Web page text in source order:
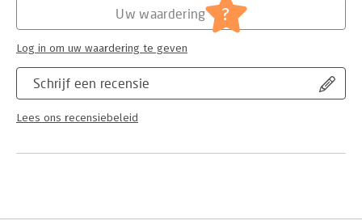
Schrijf een recensie
Lees ons recensiebeleid
Uw waardering ?
Log in om uw waardering te geven